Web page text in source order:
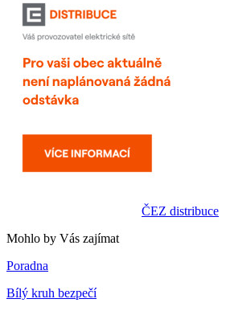
ČEZ distribuce
Mohlo by Vás zajímat
Poradna
Bílý kruh bezpečí